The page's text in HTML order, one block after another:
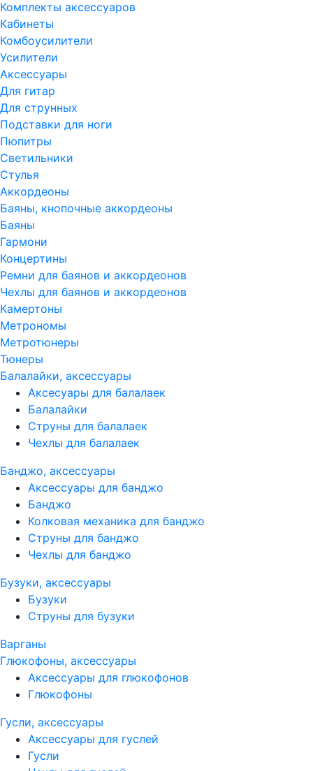
Комплекты аксессуаров
Кабинеты
Комбоусилители
Усилители
Аксессуары
Для гитар
Для струнных
Подставки для ноги
Пюпитры
Светильники
Стулья
Аккордеоны
Баяны, кнопочные аккордеоны
Баяны
Гармони
Концертины
Ремни для баянов и аккордеонов
Чехлы для баянов и аккордеонов
Камертоны
Метрономы
Метротюнеры
Тюнеры
Балалайки, аксессуары
Аксесуары для балалаек
Балалайки
Струны для балалаек
Чехлы для балалаек
Банджо, аксессуары
Аксессуары для банджо
Банджо
Колковая механика для банджо
Струны для банджо
Чехлы для банджо
Бузуки, аксессуары
Бузуки
Струны для бузуки
Варганы
Глюкофоны, аксессуары
Аксессуары для глюкофонов
Глюкофоны
Гусли, аксессуары
Аксессуары для гуслей
Гусли